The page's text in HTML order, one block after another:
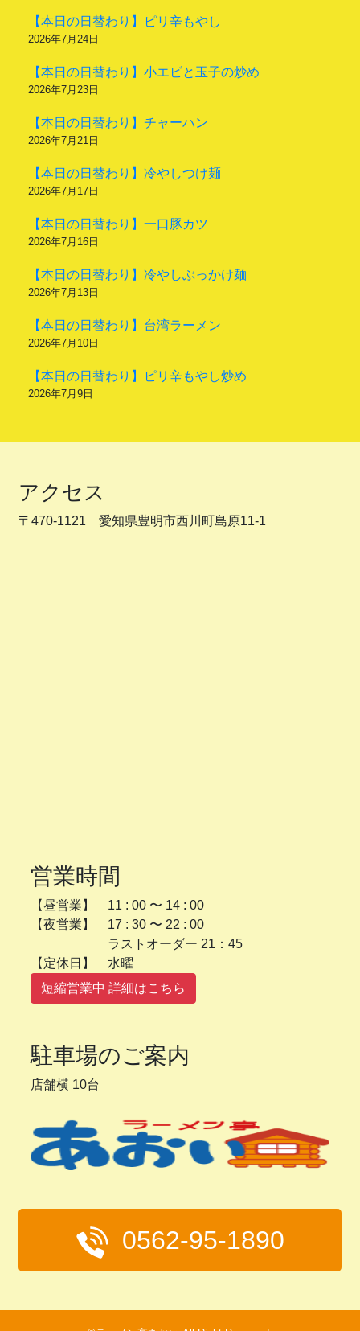
【本日の日替わり】ピリ辛もやし
2026年7月24日
【本日の日替わり】小エビと玉子の炒め
2026年7月23日
【本日の日替わり】チャーハン
2026年7月21日
【本日の日替わり】冷やしつけ麺
2026年7月17日
【本日の日替わり】一口豚カツ
2026年7月16日
【本日の日替わり】冷やしぶっかけ麺
2026年7月13日
【本日の日替わり】台湾ラーメン
2026年7月10日
【本日の日替わり】ピリ辛もやし炒め
2026年7月9日
アクセス
〒470-1121 愛知県豊明市西川町島原11-1
営業時間
【昼営業】 11 : 00 〜 14 : 00
【夜営業】 17 : 30 〜 22 : 00
ラストオーダー 21：45
【定休日】 水曜
短縮営業中 詳細はこちら
駐車場のご案内
店舗横 10台
0562-95-1890